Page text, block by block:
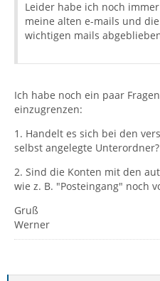
Leider habe ich noch
meine alten e-mails und
wichtigen mails
Ich habe noch ein paar
einzugrenzen:
1. Handelt es sich bei den
selbst angelegte Unterordner?
2. Sind die Konten mit den
wie z. B. "Posteingang" noch
Gruß
Werner